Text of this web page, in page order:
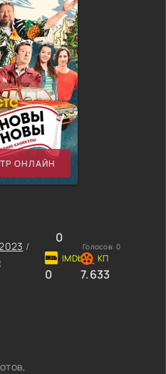
ОНЛАЙН
/
0
Голосов: 0
0 7.633